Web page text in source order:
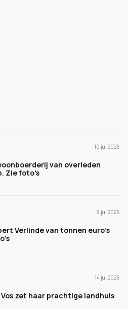
10 jul 2026
van overleden
Zie foto's
9 jul 2026
Verlinde van tonnen euro's
14 jul 2026
zet haar prachtige landhuis